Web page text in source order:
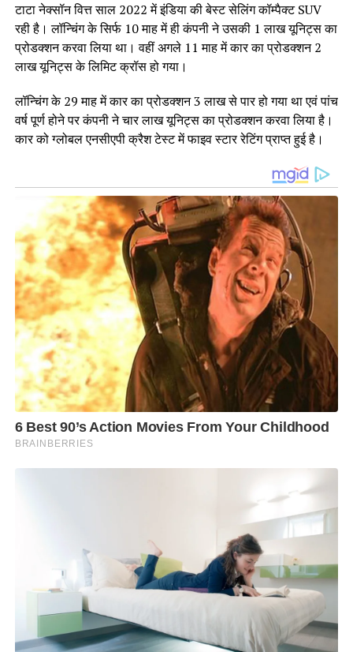
टाटा नेक्सॉन वित्त साल 2022 में इंडिया की बेस्ट सेलिंग कॉम्पैक्ट SUV
रही है। लॉन्चिंग के सिर्फ 10 माह में ही कंपनी ने उसकी 1 लाख यूनिट्स का
प्रोडक्शन करवा लिया था। वहीं अगले 11 माह में कार का प्रोडक्शन 2
लाख यूनिट्स के लिमिट क्रॉस हो गया।
लॉन्चिंग के 29 माह में कार का प्रोडक्शन 3 लाख से पार हो गया था एवं पांच
वर्ष पूर्ण होने पर कंपनी ने चार लाख यूनिट्स का प्रोडक्शन करवा लिया है।
कार को ग्लोबल एनसीएपी क्रैश टेस्ट में फाइव स्टार रेटिंग प्राप्त हुई है।